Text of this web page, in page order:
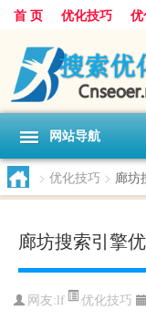
首 页 优化技巧
网站导航
> 优化技巧 > 廊坊
廊坊搜索引擎
网友: lf 优化技巧